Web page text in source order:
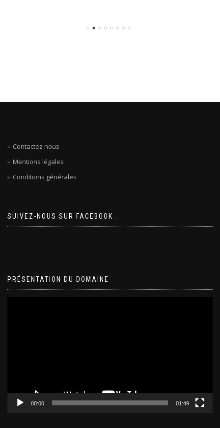
Contactez nous
Mentions légales
Conditions générales
SUIVEZ-NOUS SUR FACEBOOK :
PRÉSENTATION DU DOMAINE
00:00 01:49